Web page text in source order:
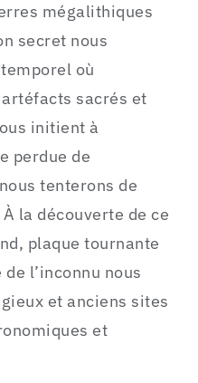
mégalithiques
secret nous
où
sacrés et
initient à
perdue de
tenterons de
la découverte de ce
plaque tournante
l’inconnu nous
et anciens sites
et